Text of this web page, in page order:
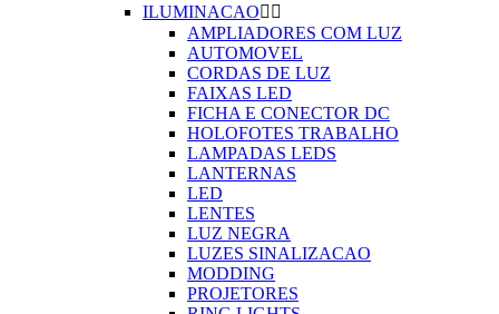
ILUMINACAO 
AMPLIADORES COM LUZ
AUTOMOVEL
CORDAS DE LUZ
FAIXAS LED
FICHA E CONECTOR DC
HOLOFOTES TRABALHO
LAMPADAS LEDS
LANTERNAS
LED
LENTES
LUZ NEGRA
LUZES SINALIZACAO
MODDING
PROJETORES